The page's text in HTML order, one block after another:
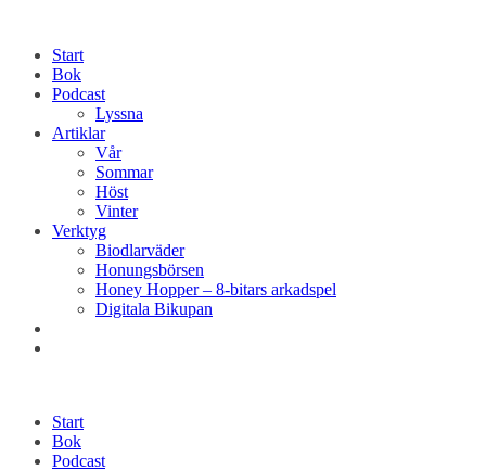
Start
Bok
Podcast
Lyssna
Artiklar
Vår
Sommar
Höst
Vinter
Verktyg
Biodlarväder
Honungsbörsen
Honey Hopper – 8-bitars arkadspel
Digitala Bikupan
Start
Bok
Podcast